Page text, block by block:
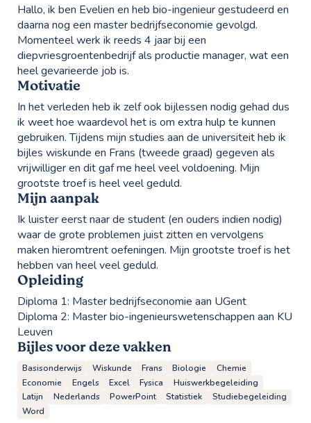
Hallo, ik ben Evelien en heb bio-ingenieur gestudeerd en
daarna nog een master bedrijfseconomie gevolgd.
Momenteel werk ik reeds 4 jaar bij een
diepvriesgroentenbedrijf als productie manager, wat een
heel gevarieerde job is.
Motivatie
In het verleden heb ik zelf ook bijlessen nodig gehad dus
ik weet hoe waardevol het is om extra hulp te kunnen
gebruiken. Tijdens mijn studies aan de universiteit heb ik
bijles wiskunde en Frans (tweede graad) gegeven als
vrijwilliger en dit gaf me heel veel voldoening. Mijn
grootste troef is heel veel geduld.
Mijn aanpak
Ik luister eerst naar de student (en ouders indien nodig)
waar de grote problemen juist zitten en vervolgens
maken hieromtrent oefeningen. Mijn grootste troef is het
hebben van heel veel geduld.
Opleiding
Diploma 1: Master bedrijfseconomie aan UGent
Diploma 2: Master bio-ingenieurswetenschappen aan KU
Leuven
Bijles voor deze vakken
Basisonderwijs Wiskunde Frans Biologie
Chemie
Economie
Engels Excel Fysica
Huiswerkbegeleiding
Latijn
Nederlands PowerPoint Statistiek
Studiebegeleiding
Word